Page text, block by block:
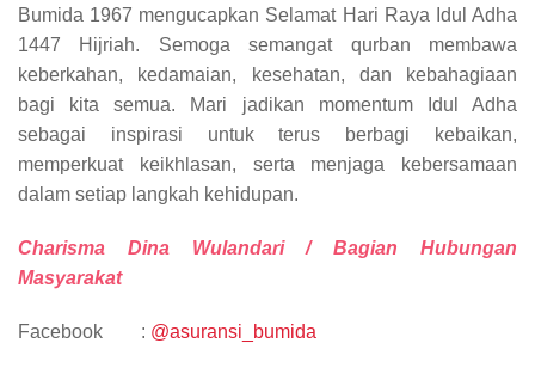
Bumida 1967 mengucapkan Selamat Hari Raya Idul Adha
1447 Hijriah. Semoga semangat qurban membawa
keberkahan, kedamaian, kesehatan, dan kebahagiaan
bagi kita semua. Mari jadikan momentum Idul Adha
sebagai inspirasi untuk terus berbagi kebaikan,
memperkuat keikhlasan, serta menjaga kebersamaan
dalam setiap langkah kehidupan.
Charisma Dina Wulandari / Bagian Hubungan
Masyarakat
Facebook : @asuransi_bumida